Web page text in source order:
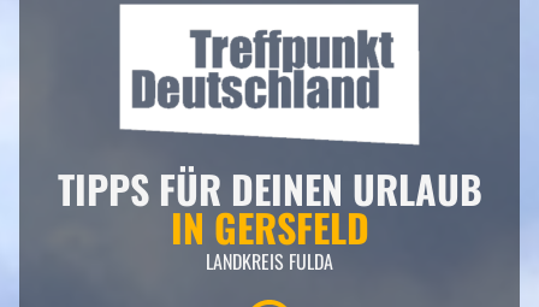
TIPPS FÜR DEINEN URLAUB
IN GERSFELD
LANDKREIS FULDA